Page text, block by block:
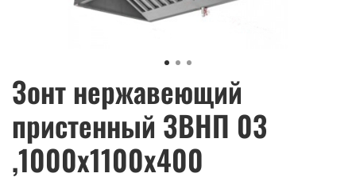
Зонт нержавеющий
пристенный ЗВНП 03
,1000х1100х400